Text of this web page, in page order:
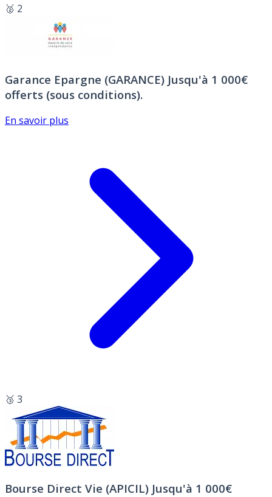
🥈 2
Garance Epargne (GARANCE) Jusqu'à 1 000€
offerts (sous conditions).
En savoir plus
🥉 3
Bourse Direct Vie (APICIL) Jusqu'à 1 000€